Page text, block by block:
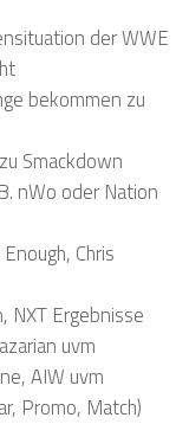
der WWE
bekommen zu
Smackdown
nWo oder Nation
Chris
NXT Ergebnisse
uvm
AIW uvm
Promo, Match)